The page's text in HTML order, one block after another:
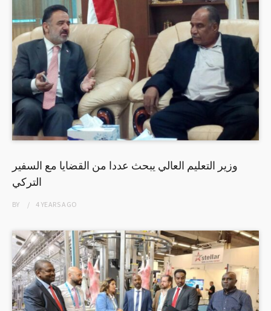
وزير التعليم العالي يبحث عددا من القضايا مع السفير
التركي
BY 4 YEARSAGO